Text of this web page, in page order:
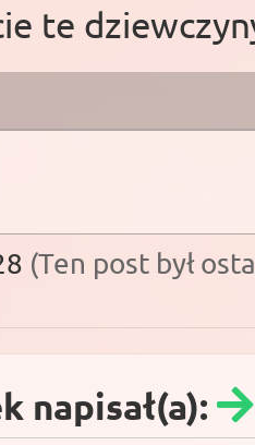
te
(Ten post był
napisał(a):